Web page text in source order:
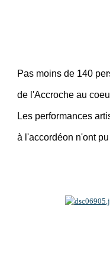
Pas moins de 140
de l'Accroche au
Les performances
à l'accordéon n'ont